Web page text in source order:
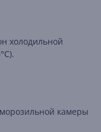
холодильной
камеры